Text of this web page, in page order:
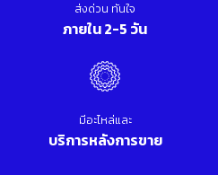
ส่งด่วน ทันใจ
ภายใน 2-5 วัน
มีอะไหล่และ
บริการหลังการขาย